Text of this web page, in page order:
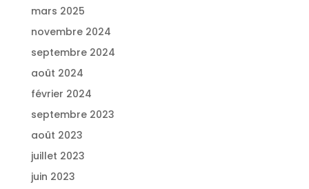
mars 2025
novembre 2024
septembre 2024
août 2024
février 2024
septembre 2023
août 2023
juillet 2023
juin 2023